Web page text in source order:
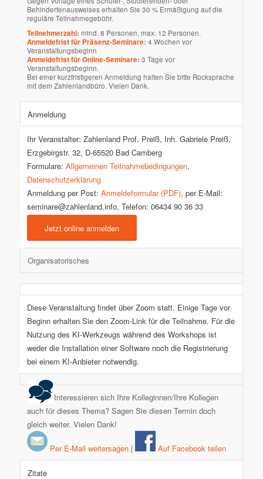
Behindertenausweises erhalten Sie 30 % Ermäßigung auf die
reguläre Teilnahmegebühr.
Teilnehmerzahl: mind. 8 Personen, max. 12 Personen.
Anmeldefrist für Präsenz-Seminare: 4 Wochen vor
Veranstaltungsbeginn
Anmeldefrist für Online-Seminare: 3 Tage vor
Veranstaltungsbeginn.
Bei einer kurzfristigeren Anmeldung halten Sie bitte Rücksprache
mit dem Zahlenlandbüro. Vielen Dank.
Anmeldung
Ihr Veranstalter: Zahlenland Prof. Preiß, Inh. Gabriele Preiß,
Erzgebirgstr. 32, D-65520 Bad Camberg
Formulare: Allgemeinen Teilnahmebedingungen,
Datenschutzerklärung
Anmeldung per Post: Anmeldeformular (PDF), per E-Mail:
seminare@zahlenland.info, Telefon: 06434 90 36 33
Jetzt online anmelden
Organisatorisches
Diese Veranstaltung findet über Zoom statt. Einige Tage vor
Beginn erhalten Sie den Zoom-Link für die Teilnahme. Für die
Nutzung des KI-Werkzeugs während des Workshops ist
weder die Installation einer Software noch die Registrierung
bei einem KI-Anbieter notwendig.
Interessieren sich Ihre Kolleginnen/Ihre Kollegen
auch für dieses Thema? Sagen Sie diesen Termin doch
gleich weiter. Vielen Dank!
Per E-Mail weitersagen| Auf Facebook teilen
Zitate